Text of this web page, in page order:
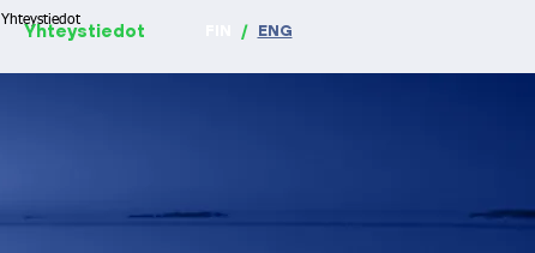
Yhteystiedot / ENG
Yhteystiedot